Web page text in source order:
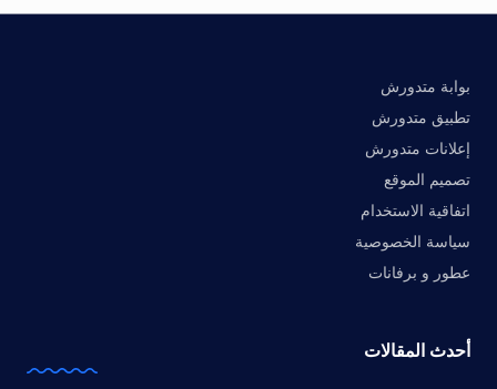
بوابة متدورش
تطبيق متدورش
إعلانات متدورش
تصميم الموقع
اتفاقية الاستخدام
سياسة الخصوصية
عطور و برفانات
أحدث المقالات